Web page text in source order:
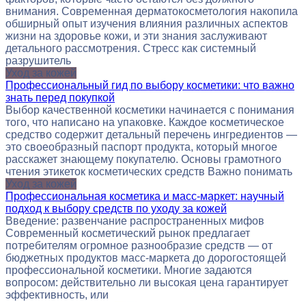
внимания. Современная дерматокосметология накопила
обширный опыт изучения влияния различных аспектов
жизни на здоровье кожи, и эти знания заслуживают
детального рассмотрения. Стресс как системный
разрушитель
Уход за кожей
Профессиональный гид по выбору косметики: что важно
знать перед покупкой
Выбор качественной косметики начинается с понимания
того, что написано на упаковке. Каждое косметическое
средство содержит детальный перечень ингредиентов —
это своеобразный паспорт продукта, который многое
расскажет знающему покупателю. Основы грамотного
чтения этикеток косметических средств Важно понимать
Уход за кожей
Профессиональная косметика и масс-маркет: научный
подход к выбору средств по уходу за кожей
Введение: развенчание распространенных мифов
Современный косметический рынок предлагает
потребителям огромное разнообразие средств — от
бюджетных продуктов масс-маркета до дорогостоящей
профессиональной косметики. Многие задаются
вопросом: действительно ли высокая цена гарантирует
эффективность, или